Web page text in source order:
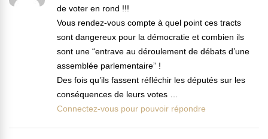
de voter en rond !!!
Vous rendez-vous compte à quel point ces tracts
sont dangereux pour la démocratie et combien ils
sont une “entrave au déroulement de débats d’une
assemblée parlementaire” !
Des fois qu’ils fassent réfléchir les députés sur les
conséquences de leurs votes …
Connectez-vous pour pouvoir répondre